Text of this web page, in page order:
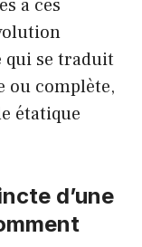
à ces
qui se traduit
ou complète,
étatique
d’une